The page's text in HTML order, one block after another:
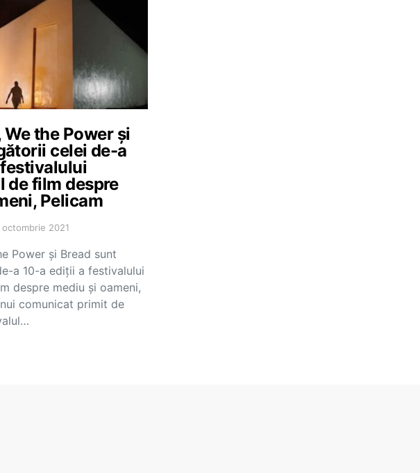
the Power și
celei de-a
de film despre
Pelicam
octombrie 2021
Power și Bread sunt
a 10-a ediții a festivalului
despre mediu și oameni,
comunicat primit de